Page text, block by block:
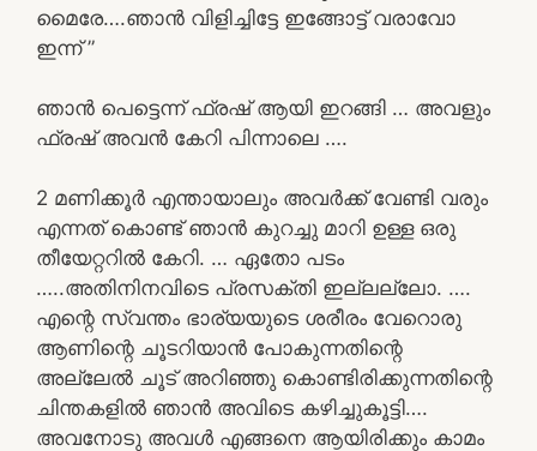
മൈരേ….ഞാൻ വിളിച്ചിട്ടേ ഇങ്ങോട്ട് വരാവോ
ഇന്ന് ”
ഞാൻ പെട്ടെന്ന് ഫ്രഷ് ആയി ഇറങ്ങി … അവളും
ഫ്രഷ് അവൻ കേറി പിന്നാലെ ….
2 മണിക്കൂർ എന്തായാലും അവർക്ക് വേണ്ടി വരും
എന്നത് കൊണ്ട് ഞാൻ കുറച്ചു മാറി ഉള്ള ഒരു
തീയേറ്ററിൽ കേറി. … ഏതോ പടം
…..അതിനിനവിടെ പ്രസക്തി ഇല്ലല്ലോ. ….
എന്റെ സ്വന്തം ഭാര്യയുടെ ശരീരം വേറൊരു
ആണിന്റെ ചൂടറിയാൻ പോകുന്നതിന്റെ
അല്ലേൽ ചൂട് അറിഞ്ഞു കൊണ്ടിരിക്കുന്നതിന്റെ
ചിന്തകളിൽ ഞാൻ അവിടെ കഴിച്ചുകൂട്ടി….
അവനോടു അവൾ എങ്ങനെ ആയിരിക്കും കാമം